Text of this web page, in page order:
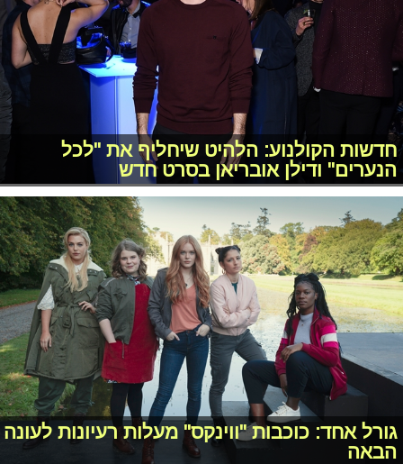
חדשות הקולנוע: הלהיט שיחליף את "לכל
הנערים" ודילן אובריאן בסרט חדש
גורל אחד: כוכבות "ווינקס" מעלות רעיונות לעונה
הבאה